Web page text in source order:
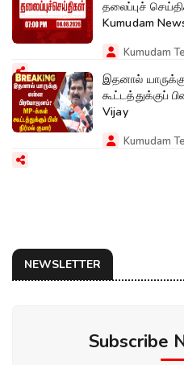
தலைப்புச்
Kumudam
Kumudam
இதனால் யாருக்கு
கூட்டத்துக்குப் பின்
Vijay
Kumudam
NEWSLETTER
Subscribe